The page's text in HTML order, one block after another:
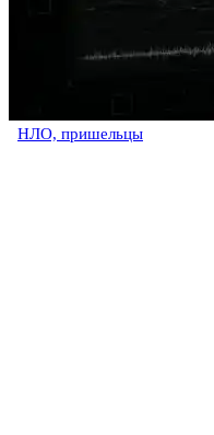
НЛО, пришельцы